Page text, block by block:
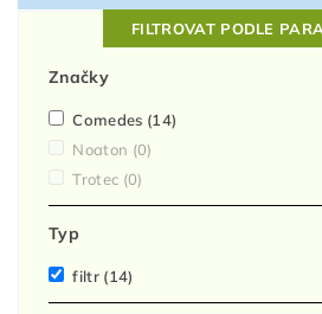
FILTROVAT PODLE
Značky
Comedes (14)
Noaton (0)
Trotec (0)
Typ
filtr (14)